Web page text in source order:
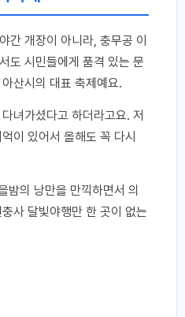
간 개장이 아니라, 충무공 이
도 시민들에게 품격 있는 문
산시의 대표 축제예요.
녀가셨다고 하더라고요. 저
이 있어서 올해도 꼭 다시
밤의 낭만을 만끽하면서 의
사 달빛야행만 한 곳이 없는